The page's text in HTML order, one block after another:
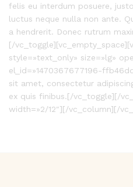
felis eu interdum posuere,
luctus neque nulla non ante.
a hendrerit. Donec rutrum
[/
style=»text_only» size=»lg»
el_id=»1470367677196-
sit amet, consectetur
ex quis finibus.[/vc_toggle][/
width=»2/12″][/vc_column][/